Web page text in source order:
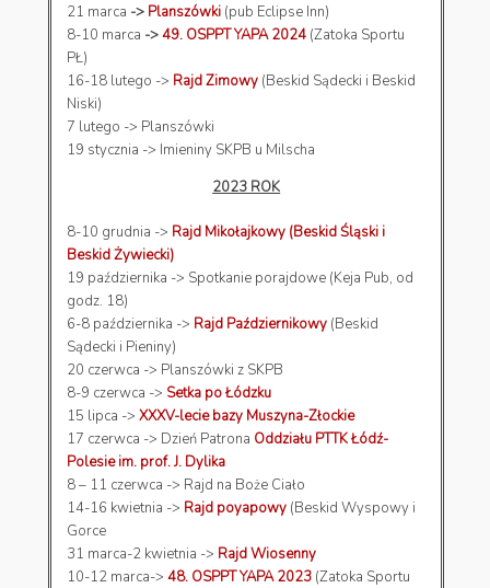
21 marca -> Planszówki (pub Eclipse Inn)
8-10 marca ->49. OSPPT YAPA 2024 (Zatoka Sportu
PŁ)
16-18 lutego -> Rajd Zimowy (Beskid Sądecki i Beskid
Niski)
7 lutego -> Planszówki
19 stycznia -> Imieniny SKPB u Milscha
2023 ROK
8-10 grudnia -> Rajd Mikołajkowy (Beskid Śląski i
Beskid Żywiecki)
19 października -> Spotkanie porajdowe (Keja Pub, od
godz. 18)
6-8 października -> Rajd Październikowy (Beskid
Sądecki i Pieniny)
20 czerwca -> Planszówki z SKPB
8-9 czerwca -> Setka po Łódzku
15 lipca ->XXXV-lecie bazy Muszyna-Złockie
17 czerwca -> Dzień Patrona Oddziału PTTK Łódź-
Polesie im. prof. J. Dylika
8 – 11 czerwca -> Rajd na Boże Ciało
14-16 kwietnia -> Rajd poyapowy (Beskid Wyspowy i
Gorce
31 marca-2 kwietnia -> Rajd Wiosenny
10-12 marca->48. OSPPT YAPA 2023 (Zatoka Sportu